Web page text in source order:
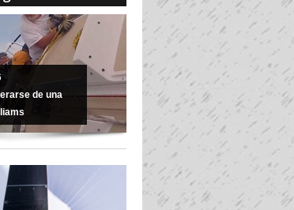
de una